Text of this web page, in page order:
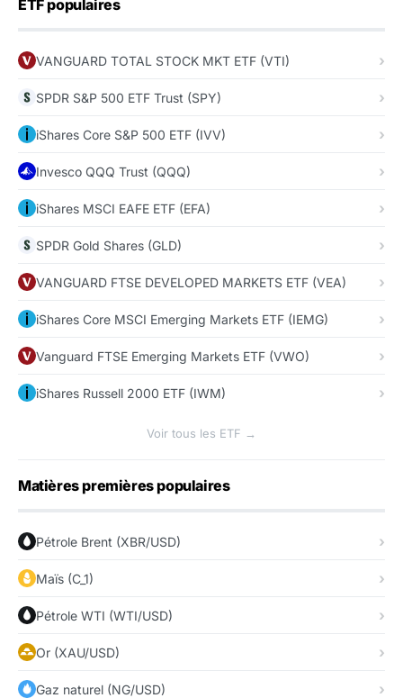
ETF populaires
VANGUARD TOTAL STOCK MKT ETF (VTI)
SPDR S&P 500 ETF Trust (SPY)
iShares Core S&P 500 ETF (IVV)
Invesco QQQ Trust (QQQ)
iShares MSCI EAFE ETF (EFA)
SPDR Gold Shares (GLD)
VANGUARD FTSE DEVELOPED MARKETS ETF (VEA)
iShares Core MSCI Emerging Markets ETF (IEMG)
Vanguard FTSE Emerging Markets ETF (VWO)
iShares Russell 2000 ETF (IWM)
Voir tous les ETF →
Matières premières populaires
Pétrole Brent (XBR/USD)
Maïs (C_1)
Pétrole WTI (WTI/USD)
Or (XAU/USD)
Gaz naturel (NG/USD)